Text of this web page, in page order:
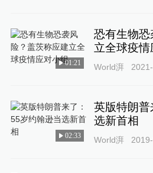
01:21
恐有生物
立全球疫情
World湃
02:33
英版特朗
选新首相
World湃